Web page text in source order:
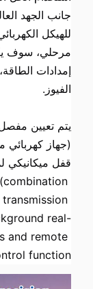
الفيوز.
real-
and remote
function.